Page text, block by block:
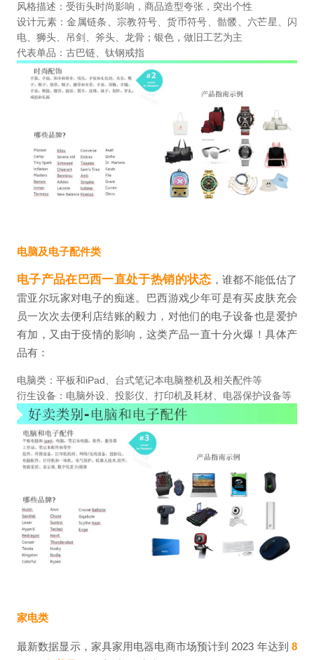
风格描述：受街头时尚影响，商品造型夸张，突出个性
设计元素：金属链条、宗教符号、货币符号、骷髅、六芒星、闪
电、狮头、吊剑、斧头、龙骨；银色，做旧工艺为主
代表单品：古巴链、钛钢戒指
电脑及电子配件类
电子产品在巴西一直处于热销的状态 ，谁都不能低估了
雷亚尔玩家对电子的痴迷。巴西游戏少年可是有买皮肤充会
员一次次去便利店结账的毅力，对他们的电子设备也是爱护
有加，又由于疫情的影响，这类产品一直十分火爆！具体产
品有：
电脑类：平板和iPad、台式笔记本电脑整机及相关配件等
衍生设备：电脑外设、投影仪、打印机及耗材、电器保护设备等
家电类
最新数据显示，家具家用电器电商市场预计到 2023 年达到 8